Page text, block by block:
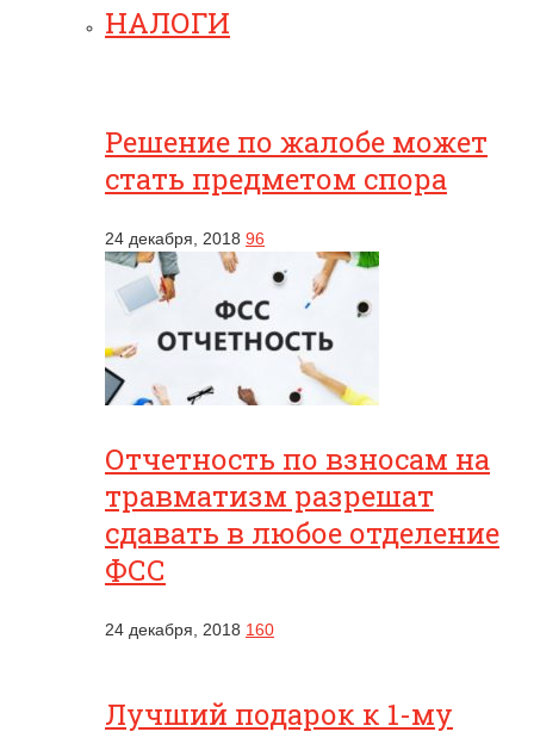
НАЛОГИ
Решение по жалобе может
стать предметом спора
24 декабря, 2018 96
Отчетность по взносам на
травматизм разрешат
сдавать в любое отделение
ФСС
24 декабря, 2018 160
Лучший подарок к 1-му